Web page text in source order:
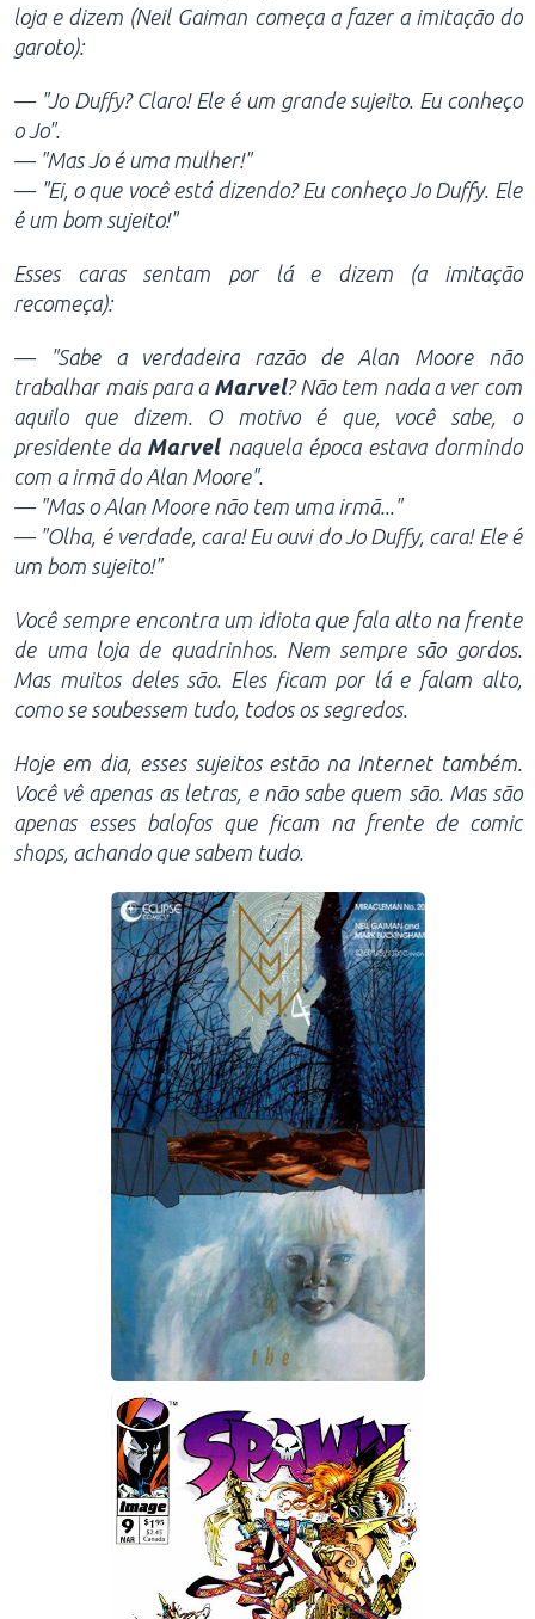
loja e dizem (Neil Gaiman começa a fazer a imitação do
garoto):
— "Jo Duffy? Claro! Ele é um grande sujeito. Eu conheço
o Jo".
— "Mas Jo é uma mulher!"
— "Ei, o que você está dizendo? Eu conheço Jo Duffy. Ele
é um bom sujeito!"
Esses caras sentam por lá e dizem (a imitação
recomeça):
— "Sabe a verdadeira razão de Alan Moore não
trabalhar mais para a Marvel? Não tem nada a ver com
aquilo que dizem. O motivo é que, você sabe, o
presidente da Marvelnaquela época estava dormindo
com a irmã do Alan Moore".
— "Mas o Alan Moore não tem uma irmã..."
— "Olha, é verdade, cara! Eu ouvi do Jo Duffy, cara! Ele é
um bom sujeito!"
Você sempre encontra um idiota que fala alto na frente
de uma loja de quadrinhos. Nem sempre são gordos.
Mas muitos deles são. Eles ficam por lá e falam alto,
como se soubessem tudo, todos os segredos.
Hoje em dia, esses sujeitos estão na Internet também.
Você vê apenas as letras, e não sabe quem são. Mas são
apenas esses balofos que ficam na frente de comic
shops, achando que sabem tudo.